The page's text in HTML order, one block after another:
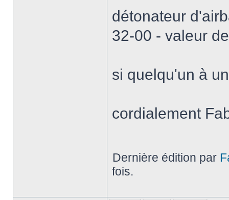
détonateur
32-00 - valeur
si quelqu'un à
cordialement
Dernière édition par
fois.